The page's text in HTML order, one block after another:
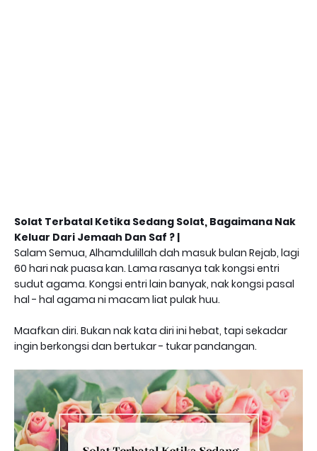
Solat Terbatal Ketika Sedang Solat, Bagaimana Nak
Keluar Dari Jemaah Dan Saf ? |
Salam Semua, Alhamdulillah dah masuk bulan Rejab, lagi
60 hari nak puasa kan. Lama rasanya tak kongsi entri
sudut agama. Kongsi entri lain banyak, nak kongsi pasal
hal - hal agama ni macam liat pulak huu.
Maafkan diri. Bukan nak kata diri ini hebat, tapi sekadar
ingin berkongsi dan bertukar - tukar pandangan.